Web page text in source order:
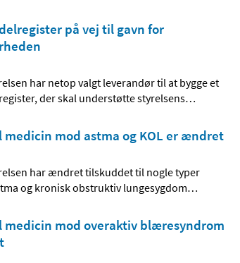
på vej til gavn for
har netop valgt leverandør til at bygge et
der skal understøtte styrelsens…
mod astma og KOL er ændret
har ændret tilskuddet til nogle typer
og kronisk obstruktiv lungesygdom…
mod overaktiv blæresyndrom